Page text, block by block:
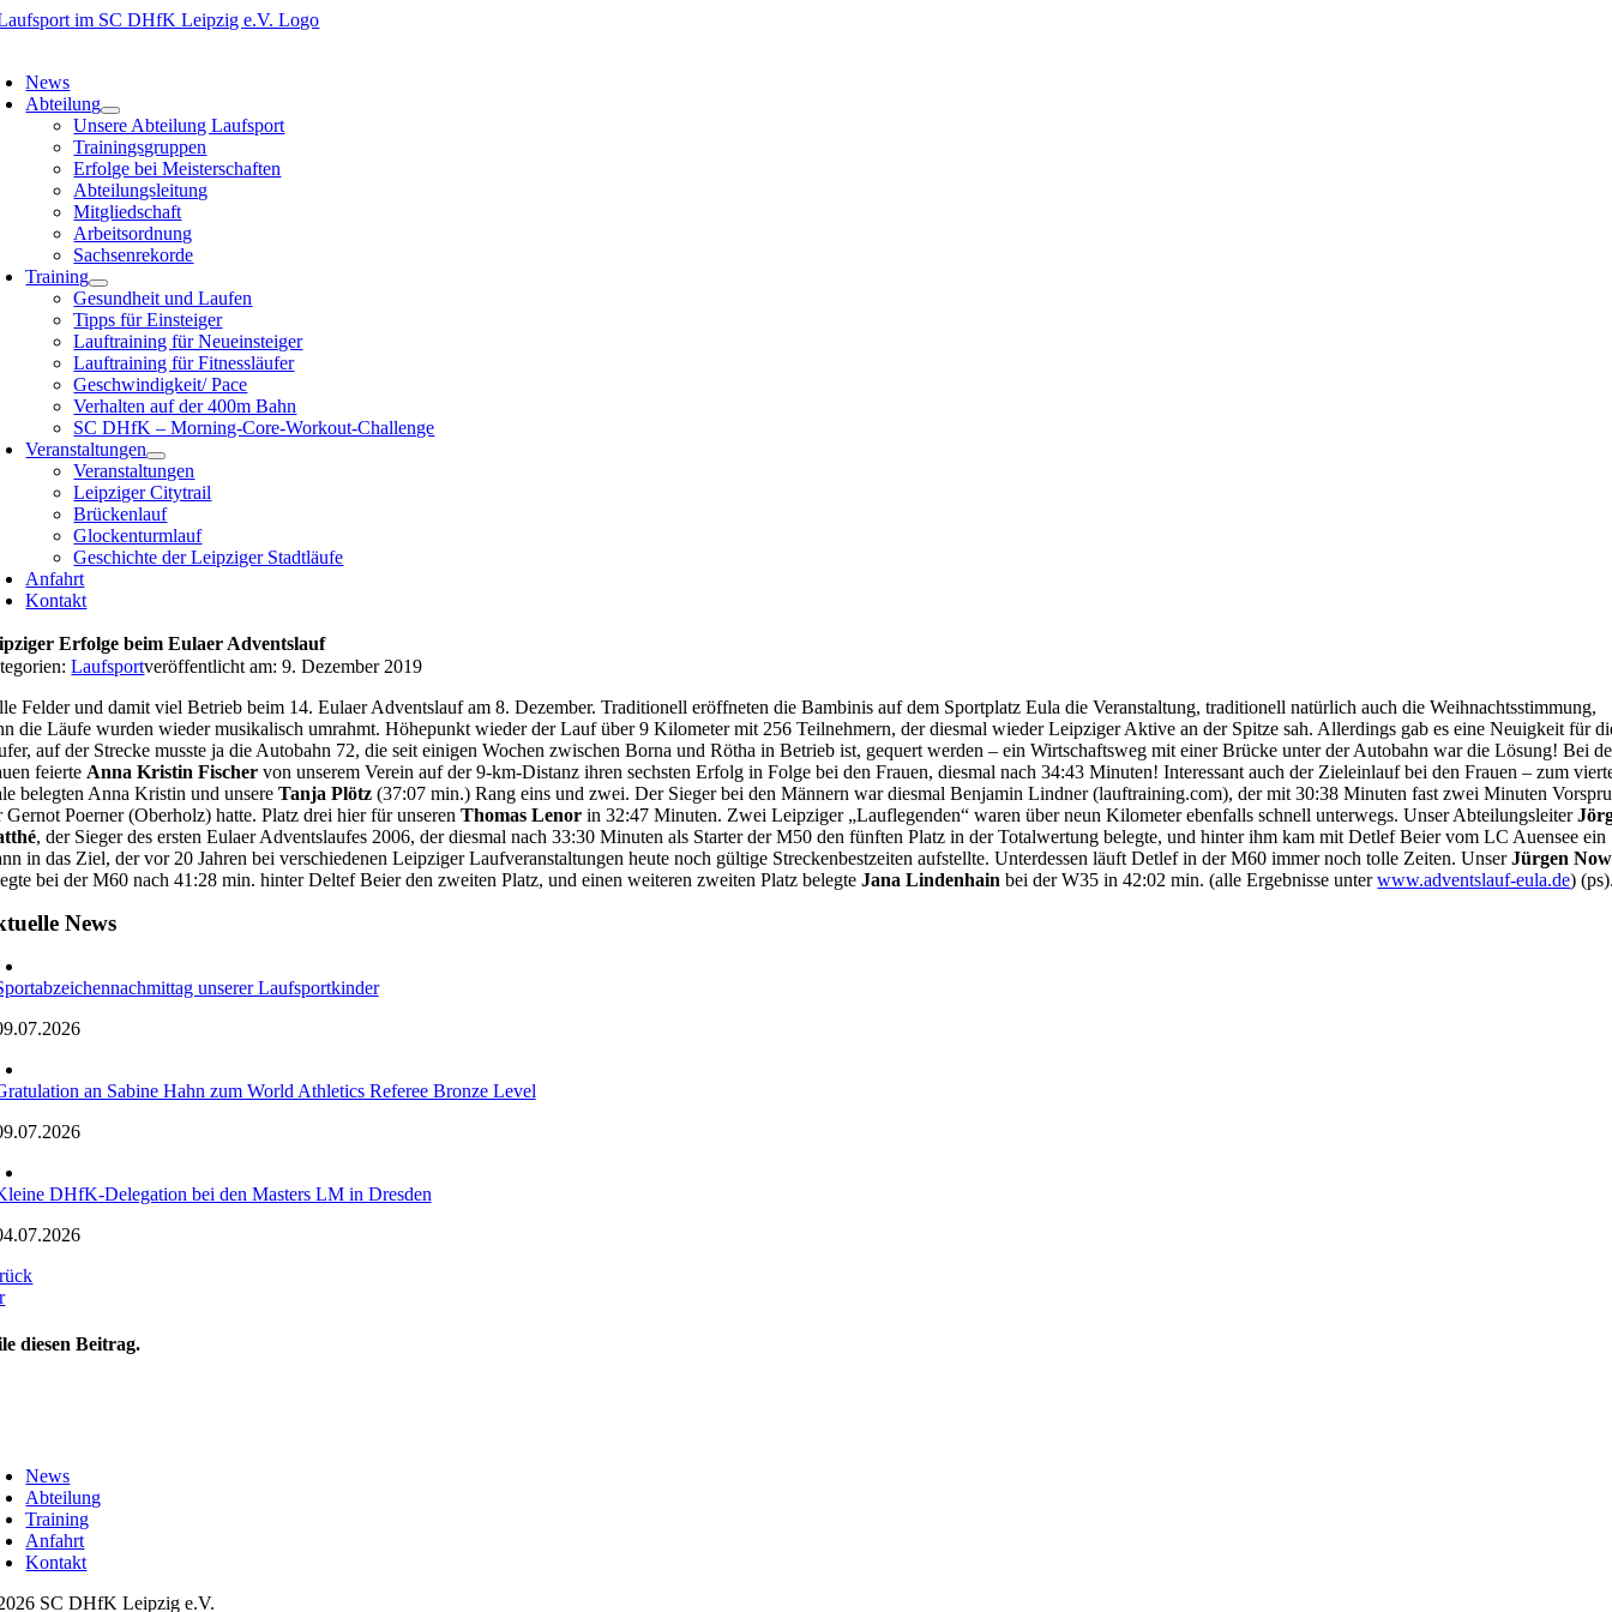
Zum
News
Abteilung
Unsere Abteilung Laufsport
Trainingsgruppen
Erfolge bei Meisterschaften
Abteilungsleitung
Mitgliedschaft
Arbeitsordnung
Sachsenrekorde
Training
Gesundheit und Laufen
Tipps für Einsteiger
Lauftraining für Neueinsteiger
Lauftraining für Fitnessläufer
Geschwindigkeit/ Pace
Verhalten auf der 400m Bahn
SC DHfK – Morning-Core-Workout-Challenge
Veranstaltungen
Veranstaltungen
Leipziger Citytrail
Brückenlauf
Glockenturmlauf
Geschichte der Leipziger Stadtläufe
Anfahrt
Kontakt
Erfolge beim Eulaer Adventslauf
Laufsportveröffentlicht am: 9. Dezember 2019
Felder und damit viel Betrieb beim 14. Eulaer Adventslauf am 8. Dezember. Traditionell eröffneten die Bambinis auf dem Sportplatz Eula die Veranstaltung, traditionell natürlich auch die Weihnachtsstimmung,
die Läufe wurden wieder musikalisch umrahmt. Höhepunkt wieder der Lauf über 9 Kilometer mit 256 Teilnehmern, der diesmal wieder Leipziger Aktive an der Spitze sah. Allerdings gab es eine Neuigkeit für
auf der Strecke musste ja die Autobahn 72, die seit einigen Wochen zwischen Borna und Rötha in Betrieb ist, gequert werden – ein Wirtschaftsweg mit einer Brücke unter der Autobahn war die Lösung! Bei
feierte Anna Kristin Fischervon unserem Verein auf der 9-km-Distanz ihren sechsten Erfolg in Folge bei den Frauen, diesmal nach 34:43 Minuten! Interessant auch der Zieleinlauf bei den Frauen – zum
belegten Anna Kristin und unsereTanja Plötz (37:07 min.) Rang eins und zwei. Der Sieger bei den Männern war diesmal Benjamin Lindner (lauftraining.com), der mit 30:38 Minuten fast zwei Minuten
Gernot Poerner (Oberholz) hatte. Platz drei hier für unserenThomas Lenor in 32:47 Minuten. Zwei Leipziger „Lauflegenden“ waren über neun Kilometer ebenfalls schnell unterwegs. Unser Abteilungsleiter
, der Sieger des ersten Eulaer Adventslaufes 2006, der diesmal nach 33:30 Minuten als Starter der M50 den fünften Platz in der Totalwertung belegte, und hinter ihm kam mit Detlef Beier vom LC Auensee ein
in das Ziel, der vor 20 Jahren bei verschiedenen Leipziger Laufveranstaltungen heute noch gültige Streckenbestzeiten aufstellte. Unterdessen läuft Detlef in der M60 immer noch tolle Zeiten. UnserJürgen
bei der M60 nach 41:28 min. hinter Deltef Beier den zweiten Platz, und einen weiteren zweiten Platz belegteJana Lindenhainbei der W35 in 42:02 min. (alle Ergebnisse unterwww.adventslauf-eula.de)
News
unserer Laufsportkinder
an Sabine Hahn zum World Athletics Referee Bronze Level
DHfK-Delegation bei den Masters LM in Dresden
diesen Beitrag.
News
Abteilung
Training
Anfahrt
Kontakt
SC DHfK Leipzig e.V.